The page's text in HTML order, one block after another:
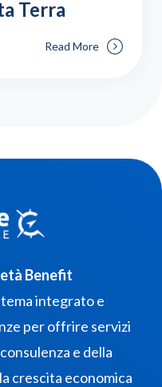
Terra
Read More
Benefit
integrato e
per offrire servizi
e della
crescita economica